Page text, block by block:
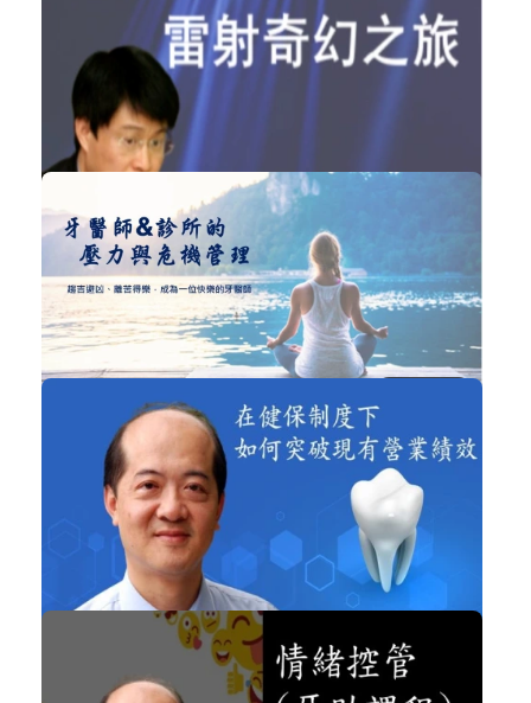
建立診所品牌、形象與自信
經營管理 加入購物車
購買後有效期限：課程下架時
4015
柯俊宏 - 雷射奇幻之旅 帶您進入牙科...
雷射 加入購物車
購買後有效期限：課程下架時
3867
牙醫師&診所的危機與壓力管理
經營管理 加入購物車
購買後有效期限：2026-11-06
3803
楊沛青-在健保制度下，如何突破現有...